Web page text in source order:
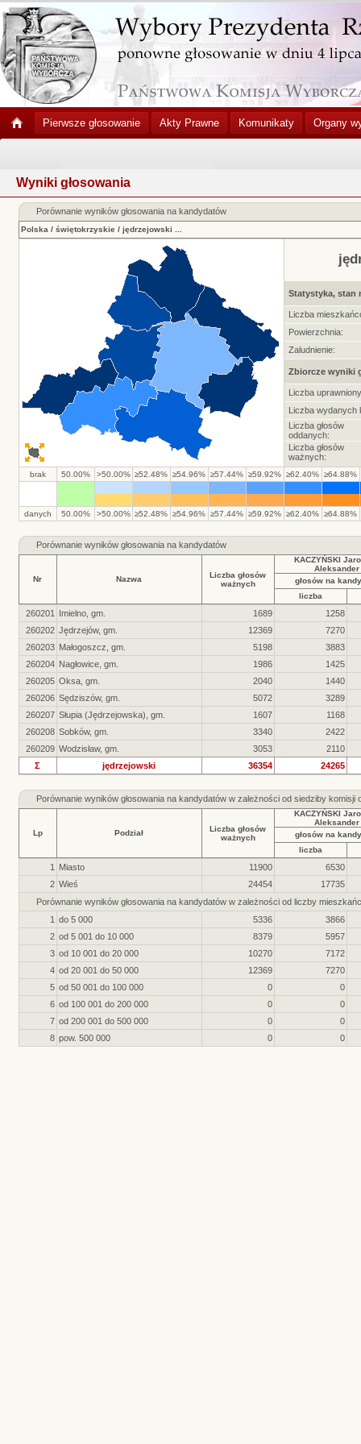
Pierwsze głosowanie Akty Prawne Komunikaty Organy
Wyniki głosowania
Porównanie wyników głosowania na kandydatów
Polska / świętokrzyskie / jędrzejowski
Statystyka, stan
Liczba
Powierzchnia:
Zaludnienie:
Zbiorcze wyniki
Liczba
Liczba wydanych
Liczba głosów
oddanych:
Liczba głosów
ważnych:
brak 50.00% >50.00% ≥52.48% ≥54.96% ≥57.44% ≥59.92% ≥62.40% ≥64.88%
danych 50.00% >50.00% ≥52.48% ≥54.96% ≥57.44% ≥59.92% ≥62.40% ≥64.88%
Porównanie wyników głosowania na kandydatów
Nr Nazwa
Liczba głosów
ważnych
KACZYŃSKI
Aleksander
głosów na
liczba
260201 Imielno, gm. 1689
1258
260202 Jędrzejów, gm. 12369
7270
260203 Małogoszcz, gm. 5198
3883
260204 Nagłowice, gm. 1986
1425
260205 Oksa, gm. 2040
1440
260206 Sędziszów, gm. 5072
3289
260207 Słupia (Jędrzejowska), gm. 1607
1168
260208 Sobków, gm. 3340
2422
260209 Wodzisław, gm. 3053
2110
Σ
jędrzejowski 36354 24265
Porównanie wyników głosowania na kandydatów w zależności od siedziby komisji
Lp Podział
Liczba głosów
ważnych
KACZYŃSKI
Aleksander
głosów na
liczba
1 Miasto 11900
6530
2 Wieś 24454
17735
Porównanie wyników głosowania na kandydatów w zależności od liczby
1 do 5 000 5336
3866
2 od 5 001 do 10 000 8379
5957
3 od 10 001 do 20 000 10270
7172
4 od 20 001 do 50 000 12369
7270
5 od 50 001 do 100 000 0
0
6 od 100 001 do 200 000 0
0
7 od 200 001 do 500 000 0
0
8 pow. 500 000 0 0